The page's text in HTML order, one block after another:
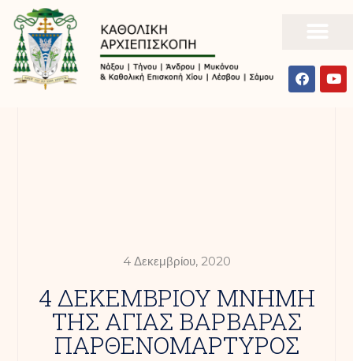
4 Δεκεμβρίου, 2020
4 ΔΕΚΕΜΒΡΙΟΥ ΜΝΗΜΗ
ΤΗΣ ΑΓΙΑΣ ΒΑΡΒΑΡΑΣ
ΠΑΡΘΕΝΟΜΑΡΤΥΡΟΣ